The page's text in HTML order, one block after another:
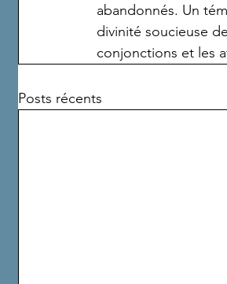
abandonnés. Un
divinité soucieuse
conjonctions et les
Posts récents